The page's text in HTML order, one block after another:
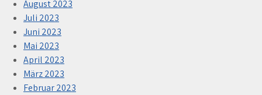
August 2023
Juli 2023
Juni 2023
Mai 2023
April 2023
März 2023
Februar 2023